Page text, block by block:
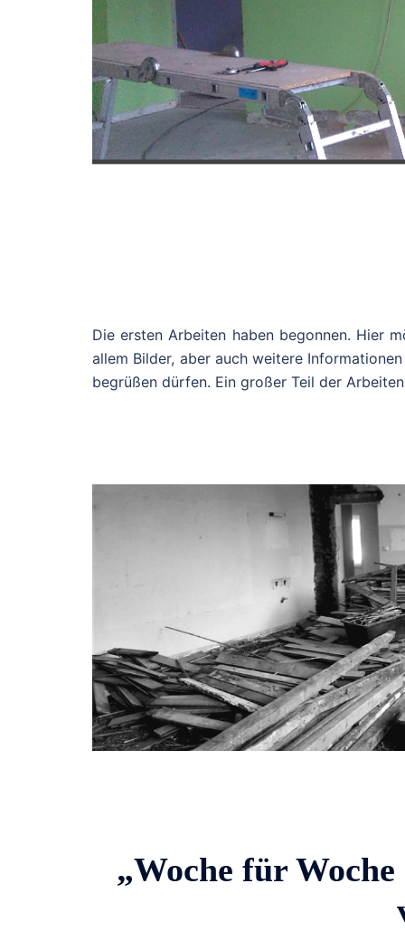
Die ersten Arbeiten haben begonnen. Hier
allem Bilder, aber auch weitere
begrüßen dürfen. Ein großer Teil der
„Woche für